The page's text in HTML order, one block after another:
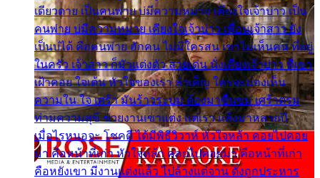
เดียวดาย เป็นคนพ่าย บ่มีความหมาย เคียงใจเจ้าบ่าว เป็น
คนพ่าย บ่มีความหมาย เคียงใจเจ้าบ่าว เพื่อนเจ้าสาว ยัง
เป็นบ่ได้ คือคนพ่าย ฮักคน ไม่มีใครสน เขาไม่เห็นคน ที่อยู่
ในครัว เจ้าสาว ก็มัวแต่งตัว สวยเด่น นั่งเคียงเจ้าบ่าว ที่เขา
เฝ้าคอย ใจเต้น หัวใจของเรา ลำเค็ญ ใครจะมองเห็น
ความใน ใจ เศร้า มันร้าวระบม ต้องมาขื่นขม เศร้าตรม
ท่ามความสุขี ช่วยงานเขาแต่ง แต่เรา แล้งมาหลายปี
เมื่อไรหนอจะ โชคดี ได้มีพิธีวิวาห์ หัวใจหล้า คอยไปคอย
มา คือหน้าที่เก่า หัวใจหล้า คอยไปคอยมา คือหน้าที่เก่า
คือหยังเขา มีงานแต่งแล้ว ไปล้างแต่จาน ดั่งถูกประหาร